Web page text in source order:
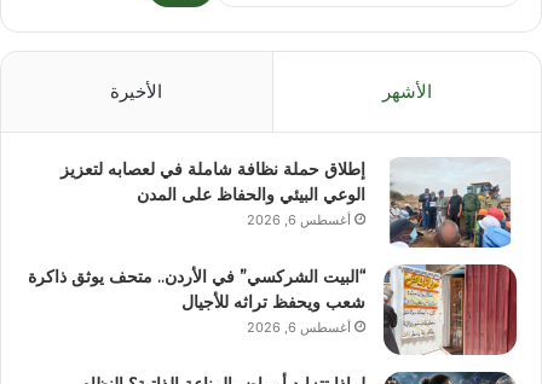
الأشهر الأخيرة
إطلاق حملة نظافة شاملة في لعصابه لتعزيز
الوعي البيئي والحفاظ على المدن
أغسطس 6, 2026
“البيت الشركسي” في الأردن.. متحف يوثق ذاكرة
شعب ويحفظ تراثه للأجيال
أغسطس 6, 2026